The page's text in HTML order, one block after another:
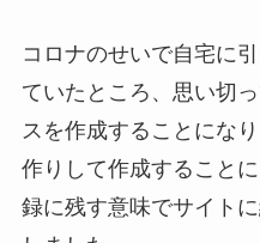
コロナのせいで自宅に
ていたところ、思い切
スを作成することにな
作りして作成すること
録に残す意味でサイト